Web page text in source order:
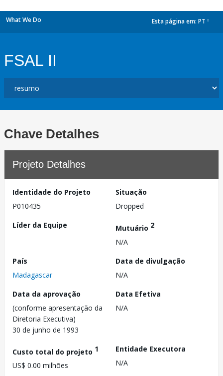
What We Do Esta página em: PT
FSAL II
Chave Detalhes
Projeto Detalhes
Identidade do Projeto
P010435
Situação
Dropped
Líder da Equipe
Mutuário 2
N/A
País
Madagascar
Data de divulgação
N/A
Data da aprovação
(conforme apresentação da
Diretoria Executiva)
30 de junho de 1993
Data Efetiva
N/A
Custo total do projeto 1
US$ 0.00 milhões
Entidade Executora
N/A